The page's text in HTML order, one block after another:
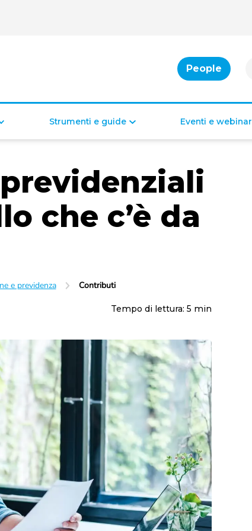
People
Indennità di disoccupazione
Bonus per famiglie
Bonus per la casa
Bonus per il lavoro
Malattia
Strumenti e guide Eventi e webinar
che c’è da
e previdenza Contributi
Tempo di lettura: 5 min